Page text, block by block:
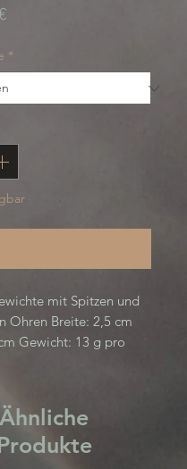
*
mit Spitzen und
Ohren Breite: 2,5 cm
Gewicht: 13 g pro
Ähnliche